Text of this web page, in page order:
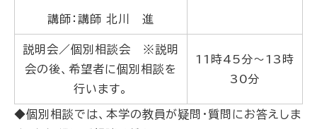
講師：講師 北川 進
説明会／個別相談会 ※説明
会の後、希望者に個別相談を
行います。
11時45分～13時
30分
◆個別相談では、本学の教員が疑問・質問にお答えしま